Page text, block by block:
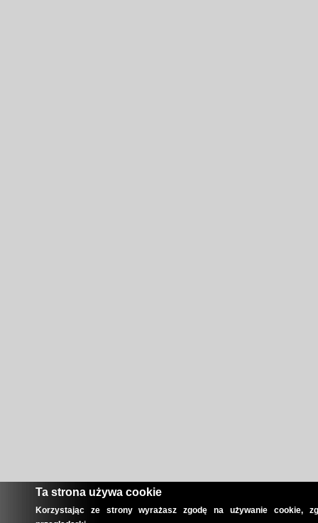
Ta strona używa cookie
Korzystając ze strony wyrażasz zgodę na używanie cookie,